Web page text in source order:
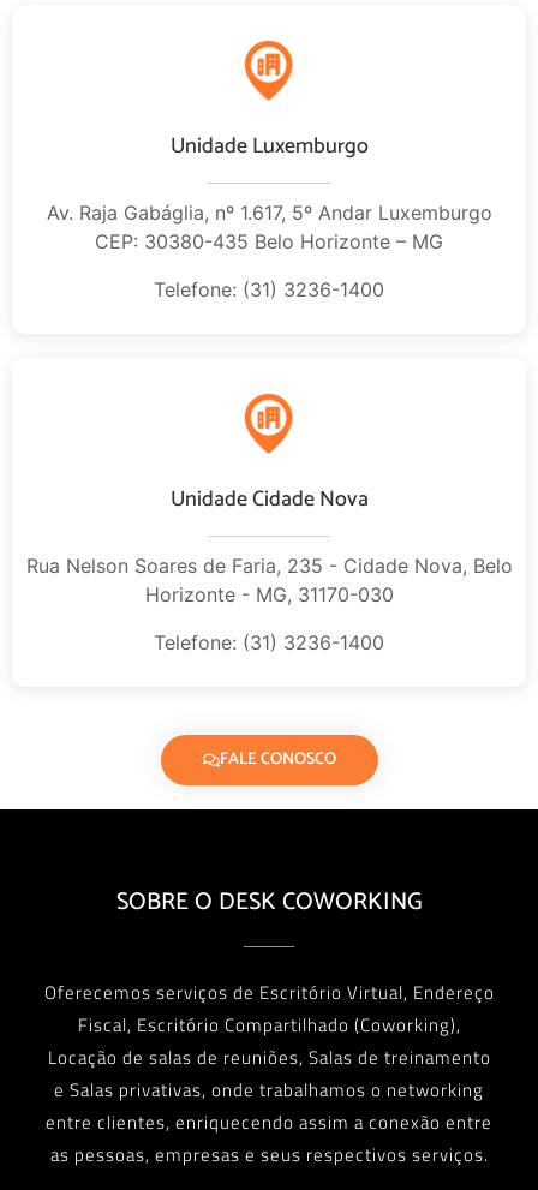
Unidade Luxemburgo
Av. Raja Gabáglia, nº 1.617, 5º Andar Luxemburgo
CEP: 30380-435 Belo Horizonte – MG
Telefone: (31) 3236-1400
Unidade Cidade Nova
Rua Nelson Soares de Faria, 235 - Cidade Nova, Belo
Horizonte - MG, 31170-030
Telefone: (31) 3236-1400
FALE CONOSCO
SOBRE O DESK COWORKING
Oferecemos serviços de Escritório Virtual, Endereço
Fiscal, Escritório Compartilhado (Coworking),
Locação de salas de reuniões, Salas de treinamento
e Salas privativas, onde trabalhamos o networking
entre clientes, enriquecendo assim a conexão entre
as pessoas, empresas e seus respectivos serviços.